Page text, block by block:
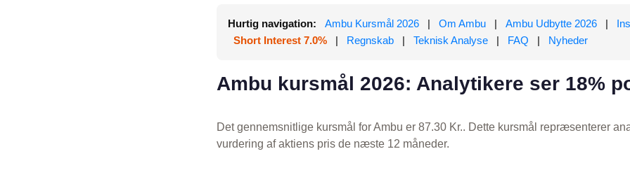
Hurtig navigation: Ambu Kursmål 2026 | Om Ambu | Ambu Udbytte 2026 |
Short Interest 7.0%
| Regnskab | Teknisk Analyse | FAQ | Nyheder
Ambu kursmål 2026: Analytikere ser 18%
Det gennemsnitlige kursmål for Ambu er 87.30 Kr.. Dette kursmål repræsenterer
vurdering af aktiens pris de næste 12 måneder.